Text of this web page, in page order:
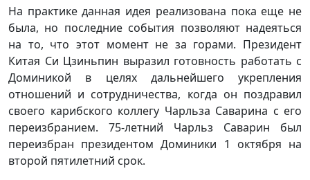
На практике данная идея реализована пока еще не
была, но последние события позволяют надеяться
на то, что этот момент не за горами. Президент
Китая Си Цзиньпин выразил готовность работать с
Доминикой в ​​целях дальнейшего укрепления
отношений и сотрудничества, когда он поздравил
своего карибского коллегу Чарльза Саварина с его
переизбранием. 75-летний Чарльз Саварин был
переизбран президентом Доминики 1 октября на
второй пятилетний срок.